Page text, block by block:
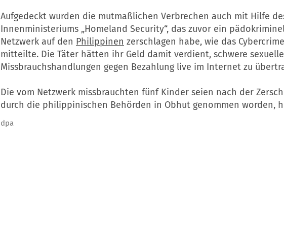
Aufgedeckt wurden die mutmaßlichen Verbrechen auch mit Hilfe
Innenministeriums „Homeland Security“, das zuvor ein
Netzwerk auf den Philippinen zerschlagen habe, wie das
mitteilte. Die Täter hätten ihr Geld damit verdient, schwere sexuelle
Missbrauchshandlungen gegen Bezahlung live im Internet zu
Die vom Netzwerk missbrauchten fünf Kinder seien nach der
durch die philippinischen Behörden in Obhut genommen worden,
dpa